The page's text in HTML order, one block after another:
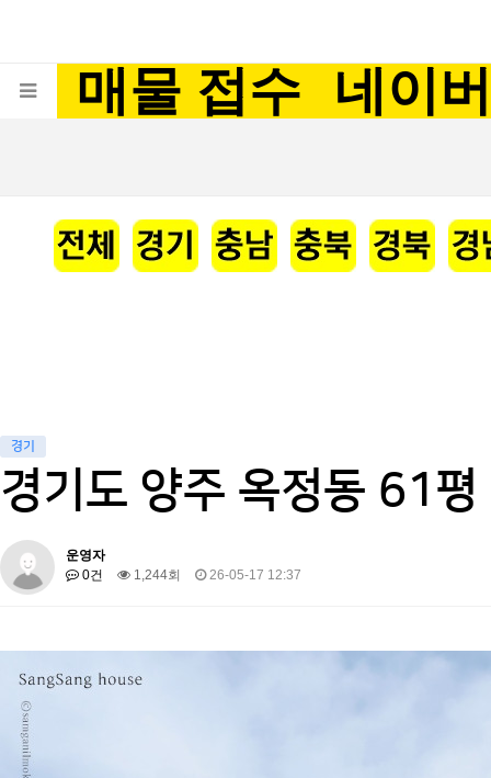
매물 접수 네이
경기
경기도 양주 옥정동 61
운영자
0건
1,244회 26-05-17 12:37